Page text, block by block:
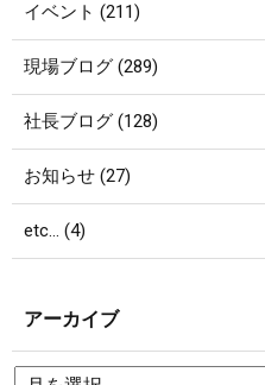
イベント (211)
現場ブログ (289)
社長ブログ (128)
お知らせ (27)
etc… (4)
アーカイブ